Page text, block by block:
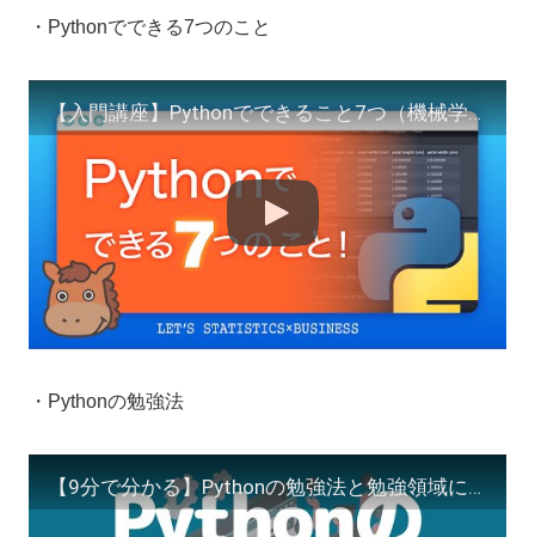
・Pythonでできる7つのこと
【入門講座】Pythonでできること7つ（機械学習やスクレイピング）！を一部コーディングも合わせて解説！
・Pythonの勉強法
【9分で分かる】Pythonの勉強法と勉強領域について解説！